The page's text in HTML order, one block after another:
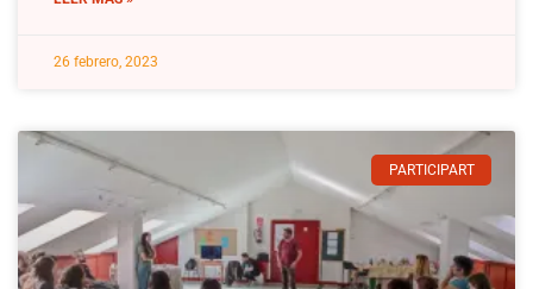
26 febrero, 2023
PARTICIPART